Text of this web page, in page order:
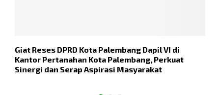
Giat Reses DPRD Kota Palembang Dapil VI di
Kantor Pertanahan Kota Palembang, Perkuat
Sinergi dan Serap Aspirasi Masyarakat